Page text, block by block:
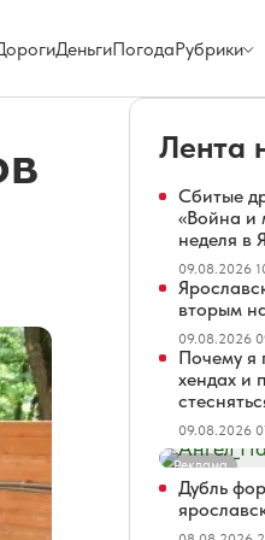
ДеньгиПогодаРубрики
Лента
Сбитые
«Война и
неделя в
09.08.2026
вторым
09.08.2026
Почему я
хендах и
09.08.2026
Реклама
Дубль